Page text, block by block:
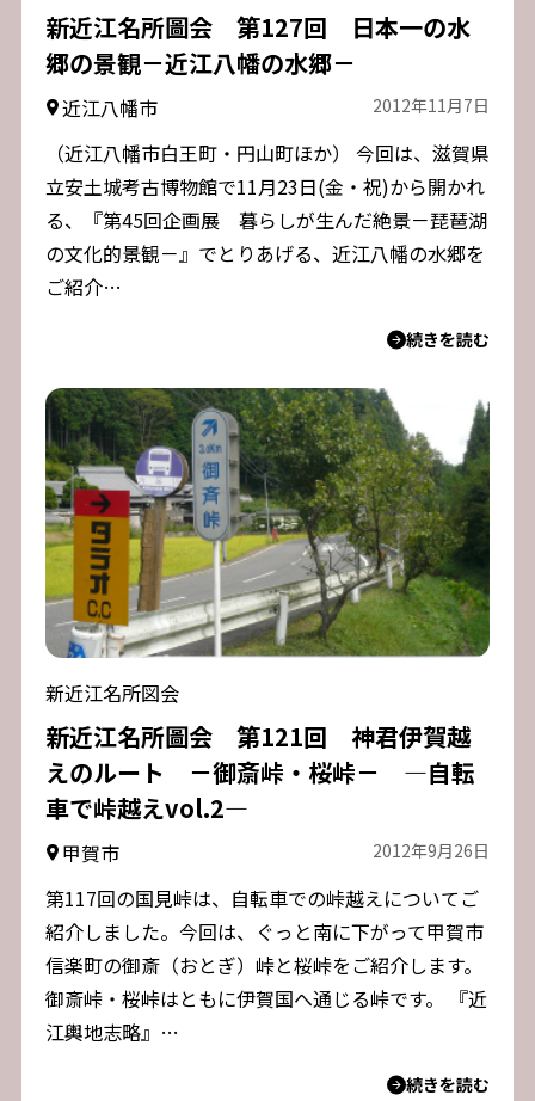
新近江名所圖会 第127回 日本一の水
郷の景観－近江八幡の水郷－
近江八幡市 2012年11月7日
（近江八幡市白王町・円山町ほか） 今回は、滋賀県
立安土城考古博物館で11月23日(金・祝)から開かれ
る、『第45回企画展 暮らしが生んだ絶景－琵琶湖
の文化的景観－』でとりあげる、近江八幡の水郷を
ご紹介…
続きを読む
新近江名所図会
新近江名所圖会 第121回 神君伊賀越
えのルート －御斎峠・桜峠－ ―自転
車で峠越えvol.2―
甲賀市 2012年9月26日
第117回の国見峠は、自転車での峠越えについてご
紹介しました。今回は、ぐっと南に下がって甲賀市
信楽町の御斎（おとぎ）峠と桜峠をご紹介します。
御斎峠・桜峠はともに伊賀国へ通じる峠です。 『近
江輿地志略』…
続きを読む